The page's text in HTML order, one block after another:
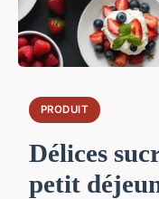
PRODUIT
Délices
petit